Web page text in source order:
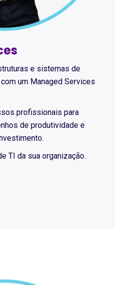
e sistemas de
um Managed Services
profissionais para
de produtividade e
TI da sua organização.